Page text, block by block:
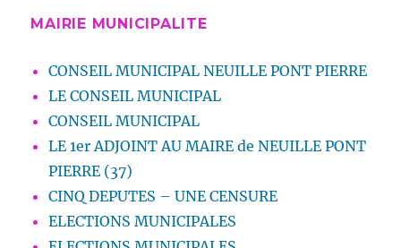
MAIRIE MUNICIPALITE
CONSEIL MUNICIPAL NEUILLE PONT PIERRE
LE CONSEIL MUNICIPAL
CONSEIL MUNICIPAL
LE 1er ADJOINT AU MAIRE de NEUILLE PONT
PIERRE (37)
CINQ DEPUTES – UNE CENSURE
ELECTIONS MUNICIPALES